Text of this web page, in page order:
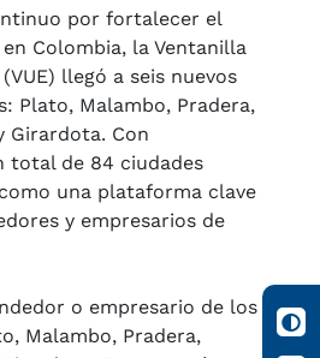
por fortalecer el
Colombia, la Ventanilla
llegó a seis nuevos
Plato, Malambo, Pradera,
Girardota. Con
total de 84 ciudades
una plataforma clave
y empresarios de
o empresario de los
Malambo, Pradera,